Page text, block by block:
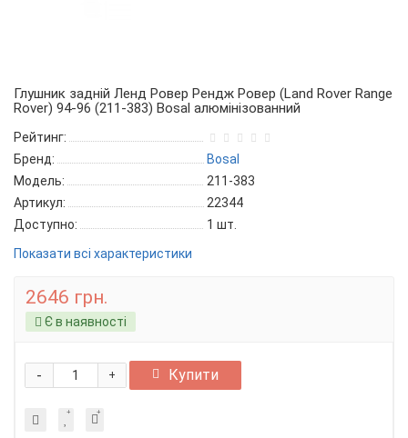
Глушник задній Ленд Ровер Рендж Ровер (Land Rover Range
Rover) 94-96 (211-383) Bosal алюмінізованний
Рейтинг:
Бренд:
Bosal
Модель:
211-383
Артикул:
22344
Доступно:
1 шт.
Показати всі характеристики
2646 грн.
Є в наявності
+
- Купити